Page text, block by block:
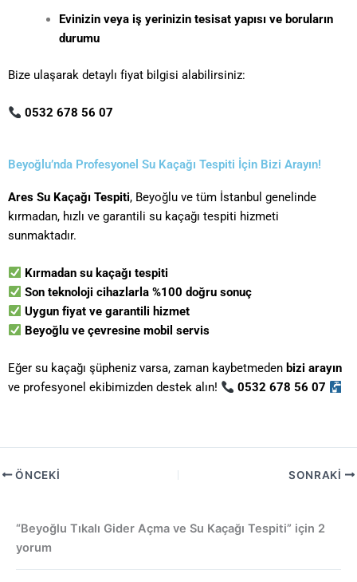
Evinizin veya iş yerinizin tesisat yapısı ve boruların
durumu
Bize ulaşarak detaylı fiyat bilgisi alabilirsiniz:
0532 678 56 07
Beyoğlu’nda Profesyonel Su Kaçağı Tespiti İçin Bizi Arayın!
Ares Su Kaçağı Tespiti, Beyoğlu ve tüm İstanbul genelinde
kırmadan, hızlı ve garantili su kaçağı tespiti hizmeti
sunmaktadır.
Kırmadan su kaçağı tespiti
Son teknoloji cihazlarla %100 doğru sonuç
Uygun fiyat ve garantili hizmet
Beyoğlu ve çevresine mobil servis
Eğer su kaçağı şüpheniz varsa, zaman kaybetmeden bizi arayın
ve profesyonel ekibimizden destek alın!
0532 678 56 07
ÖNCEKI SONRAKI
“Beyoğlu Tıkalı Gider Açma ve Su Kaçağı Tespiti” için 2
yorum